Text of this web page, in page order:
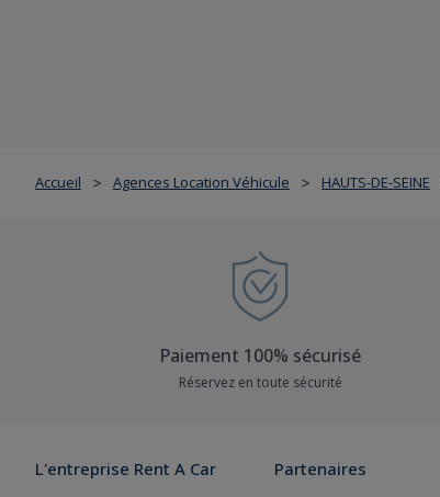
Accueil > Agences Location Véhicule > HAUTS-DE-SEINE
Paiement 100% sécurisé
Réservez en toute sécurité
L'entreprise Rent A Car Partenaires